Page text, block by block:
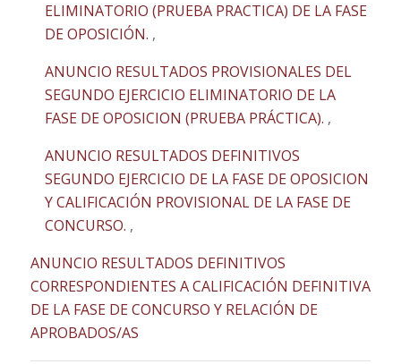
ELIMINATORIO (PRUEBA PRACTICA) DE LA FASE
DE OPOSICIÓN. ,
ANUNCIO RESULTADOS PROVISIONALES DEL
SEGUNDO EJERCICIO ELIMINATORIO DE LA
FASE DE OPOSICION (PRUEBA PRÁCTICA). ,
ANUNCIO RESULTADOS DEFINITIVOS
SEGUNDO EJERCICIO DE LA FASE DE OPOSICION
Y CALIFICACIÓN PROVISIONAL DE LA FASE DE
CONCURSO. ,
ANUNCIO RESULTADOS DEFINITIVOS
CORRESPONDIENTES A CALIFICACIÓN DEFINITIVA
DE LA FASE DE CONCURSO Y RELACIÓN DE
APROBADOS/AS